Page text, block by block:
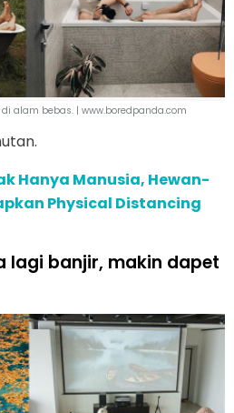
alam bebas. | www.boredpanda.com
Hanya Manusia, Hewan-
Physical Distancing
lagi banjir, makin dapet